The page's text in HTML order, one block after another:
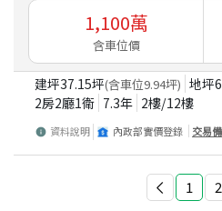
1,100萬
含車位價
建坪37.15坪(含車位9.94坪) 地坪
2房2廳1衛 7.3年 2樓/12樓
資料說明 內政部實價登錄 交易
1 2